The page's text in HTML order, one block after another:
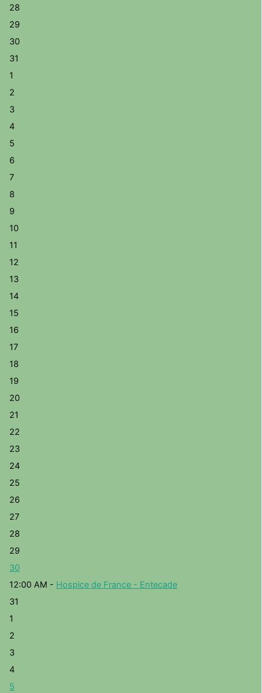
28
29
30
31
1
2
3
4
5
6
7
8
9
10
11
12
13
14
15
16
17
18
19
20
21
22
23
24
25
26
27
28
29
30
12:00 AM - Hospice de France - Entecade
31
1
2
3
4
5